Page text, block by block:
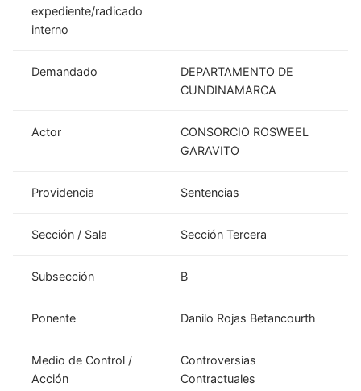
expediente/radicado
interno
Demandado
DEPARTAMENTO DE
CUNDINAMARCA
Actor
CONSORCIO ROSWEEL
GARAVITO
Providencia Sentencias
Sección / Sala Sección Tercera
Subsección B
Ponente Danilo Rojas Betancourth
Medio de Control /
Acción
Controversias
Contractuales